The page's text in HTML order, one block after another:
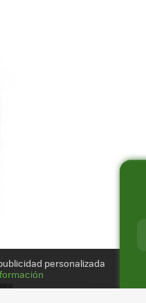
personalizada